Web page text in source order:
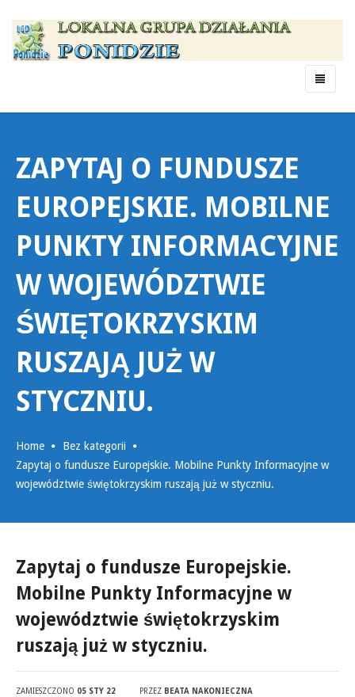
Menu
ZAPYTAJ O FUNDUSZE
EUROPEJSKIE. MOBILNE
PUNKTY INFORMACYJNE
W WOJEWÓDZTWIE
ŚWIĘTOKRZYSKIM
RUSZAJĄ JUŻ W
STYCZNIU.
Home
Bez kategorii
Zapytaj o fundusze Europejskie. Mobilne Punkty Informacyjne w
województwie świętokrzyskim ruszają już w styczniu.
Zapytaj o fundusze Europejskie.
Mobilne Punkty Informacyjne w
województwie świętokrzyskim
ruszają już w styczniu.
ZAMIESZCZONO 05 STY 22 PRZEZ BEATA NAKONIECZNA